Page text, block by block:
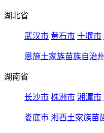
湖北省
武汉市 黄石市 十堰市
恩施土家族苗族自治州
湖南省
长沙市 株洲市 湘潭市
娄底市 湘西土家族苗